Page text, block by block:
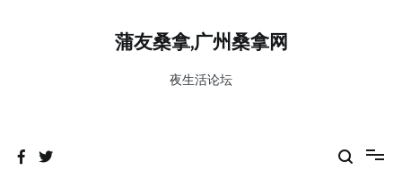
蒲友桑拿,广州桑拿网
夜生活论坛